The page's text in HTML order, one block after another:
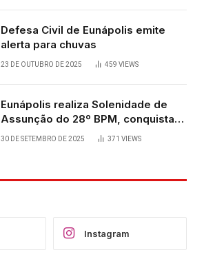
Defesa Civil de Eunápolis emite
alerta para chuvas
23 DE OUTUBRO DE 2025 459 VIEWS
Eunápolis realiza Solenidade de
Assunção do 28º BPM, conquista
viabilizada por articulação política
30 DE SETEMBRO DE 2025 371 VIEWS
Instagram